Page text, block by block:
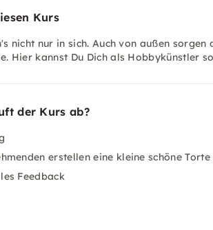
Kurs
nicht nur in sich. Auch von außen
Hier kannst Du Dich als Hobbykünstler
der Kurs ab?
erstellen eine kleine schöne Torte
Feedback